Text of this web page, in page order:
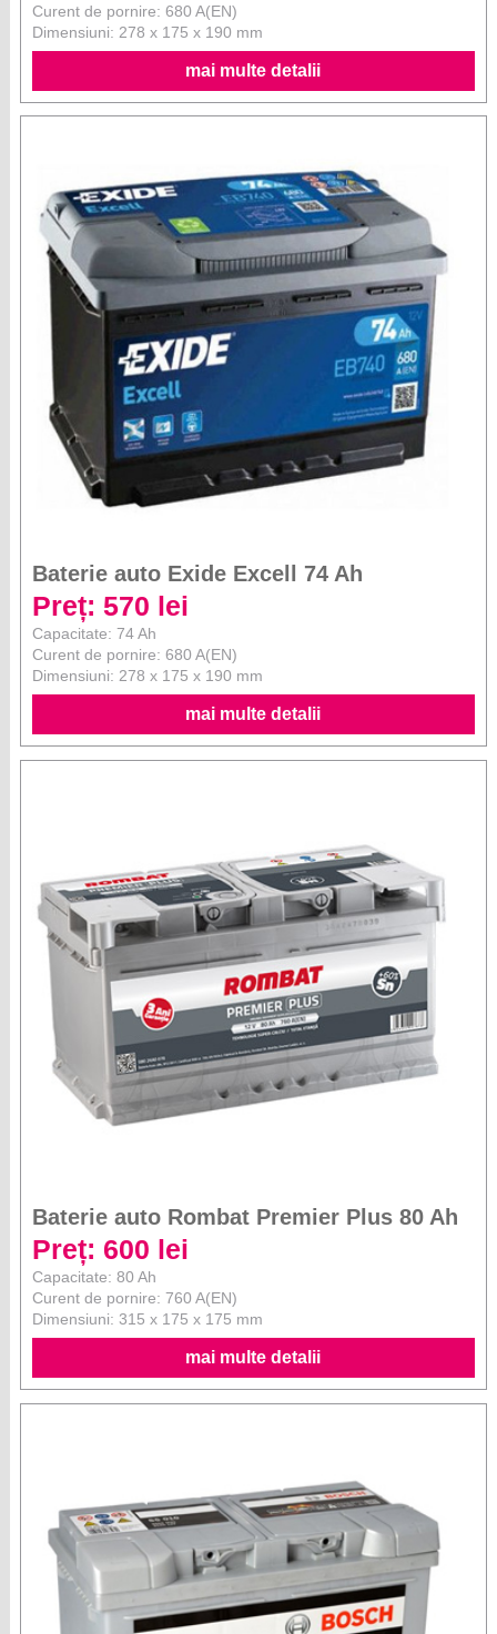
Curent de pornire: 680 A(EN)
Dimensiuni: 278 x 175 x 190 mm
mai multe detalii
Baterie auto Exide Excell 74 Ah
Preț: 570 lei
Capacitate: 74 Ah
Curent de pornire: 680 A(EN)
Dimensiuni: 278 x 175 x 190 mm
mai multe detalii
Baterie auto Rombat Premier Plus 80 Ah
Preț: 600 lei
Capacitate: 80 Ah
Curent de pornire: 760 A(EN)
Dimensiuni: 315 x 175 x 175 mm
mai multe detalii